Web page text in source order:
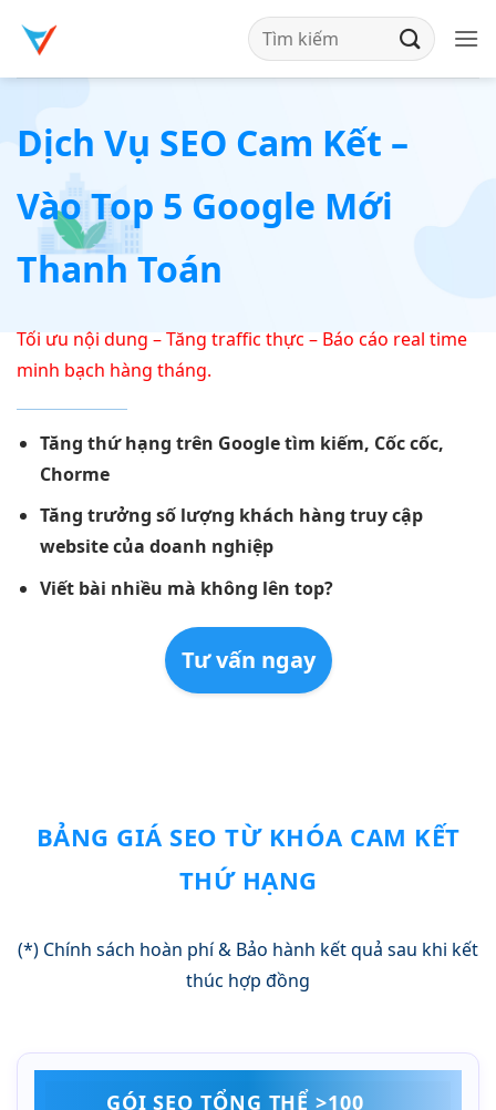
qua
nội
Dịch Vụ SEO Cam Kết –
Vào Top 5 Google Mới
Thanh Toán
Tối ưu nội dung – Tăng traffic thực – Báo cáo real time
minh bạch hàng tháng.
Tăng thứ hạng trên Google tìm kiếm, Cốc cốc,
Chorme
Tăng trưởng số lượng khách hàng truy cập
website của doanh nghiệp
Viết bài nhiều mà không lên top?
Tư vấn ngay
BẢNG GIÁ SEO TỪ KHÓA CAM KẾT
THỨ HẠNG
(*) Chính sách hoàn phí & Bảo hành kết quả sau khi kết
thúc hợp đồng
GÓI SEO TỔNG THỂ >100